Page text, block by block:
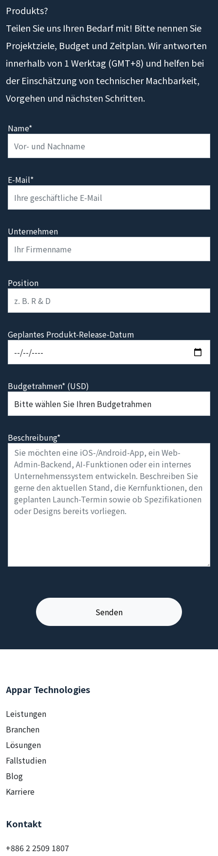
Produkts?
Teilen Sie uns Ihren Bedarf mit! Bitte nennen Sie
Projektziele, Budget und Zeitplan. Wir antworten
innerhalb von 1 Werktag (GMT+8) und helfen bei
der Einschätzung von technischer Machbarkeit,
Vorgehen und nächsten Schritten.
Name*
E-Mail*
Unternehmen
Position
Geplantes Produkt-Release-Datum
Budgetrahmen* (USD)
Beschreibung*
Appar Technologies
Leistungen
Branchen
Lösungen
Fallstudien
Blog
Karriere
Kontakt
+886 2 2509 1807